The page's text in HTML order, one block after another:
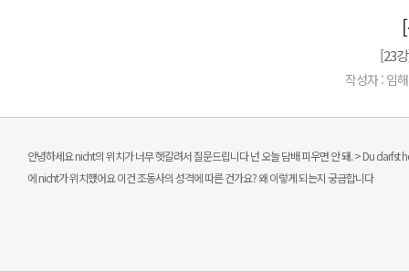
[23
작성자 : 임
안녕하세요 nicht의 위치가 너무 헷갈려서 질문드립니다 넌 오늘 담배 피우면 안 돼. > Du
에 nicht가 위치했어요 이건 조동사의 성격에 따른 건가요? 왜 이렇게 되는지 궁금합니다